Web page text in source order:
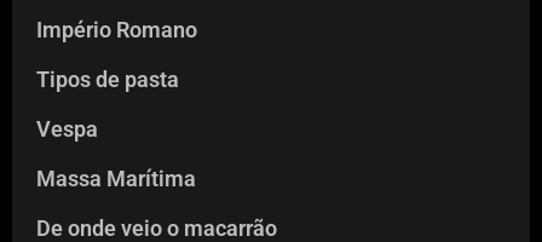
Império Romano
Tipos de pasta
Vespa
Massa Marítima
De onde veio o macarrão